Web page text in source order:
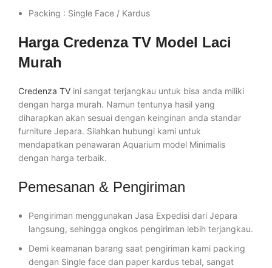
Packing : Single Face / Kardus
Harga Credenza TV Model Laci
Murah
Credenza TV ini sangat terjangkau untuk bisa anda miliki
dengan harga murah. Namun tentunya hasil yang
diharapkan akan sesuai dengan keinginan anda standar
furniture Jepara. Silahkan hubungi kami untuk
mendapatkan penawaran Aquarium model Minimalis
dengan harga terbaik.
Pemesanan & Pengiriman
Pengiriman menggunakan Jasa Expedisi dari Jepara
langsung, sehingga ongkos pengiriman lebih terjangkau.
Demi keamanan barang saat pengiriman kami packing
dengan Single face dan paper kardus tebal, sangat